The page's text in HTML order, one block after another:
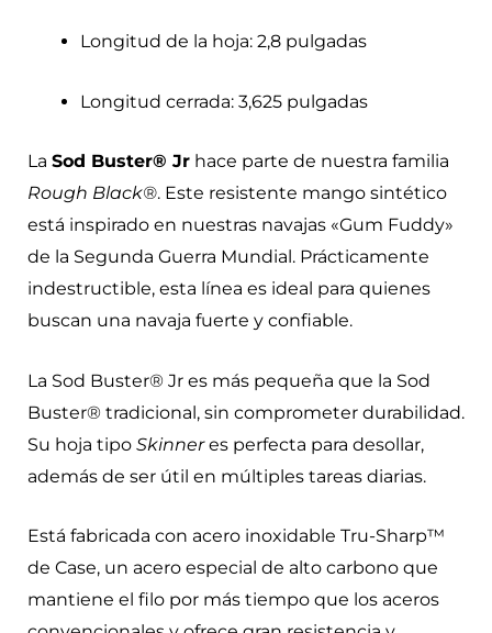
Longitud de la hoja: 2,8 pulgadas
Longitud cerrada: 3,625 pulgadas
La Sod Buster® Jrhace parte de nuestra familia
Rough Black®. Este resistente mango sintético
está inspirado en nuestras navajas «Gum Fuddy»
de la Segunda Guerra Mundial. Prácticamente
indestructible, esta línea es ideal para quienes
buscan una navaja fuerte y confiable.
La Sod Buster® Jr es más pequeña que la Sod
Buster® tradicional, sin comprometer durabilidad.
Su hoja tipo Skinneres perfecta para desollar,
además de ser útil en múltiples tareas diarias.
Está fabricada con acero inoxidable Tru-Sharp™
de Case, un acero especial de alto carbono que
mantiene el filo por más tiempo que los aceros